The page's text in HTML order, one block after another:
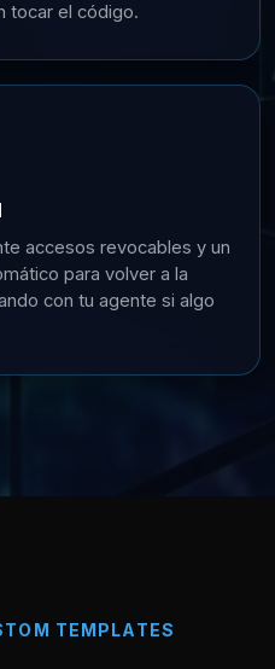
tocar el código.
accesos revocables y un
para volver a la
con tu agente si algo
TEMPLATES